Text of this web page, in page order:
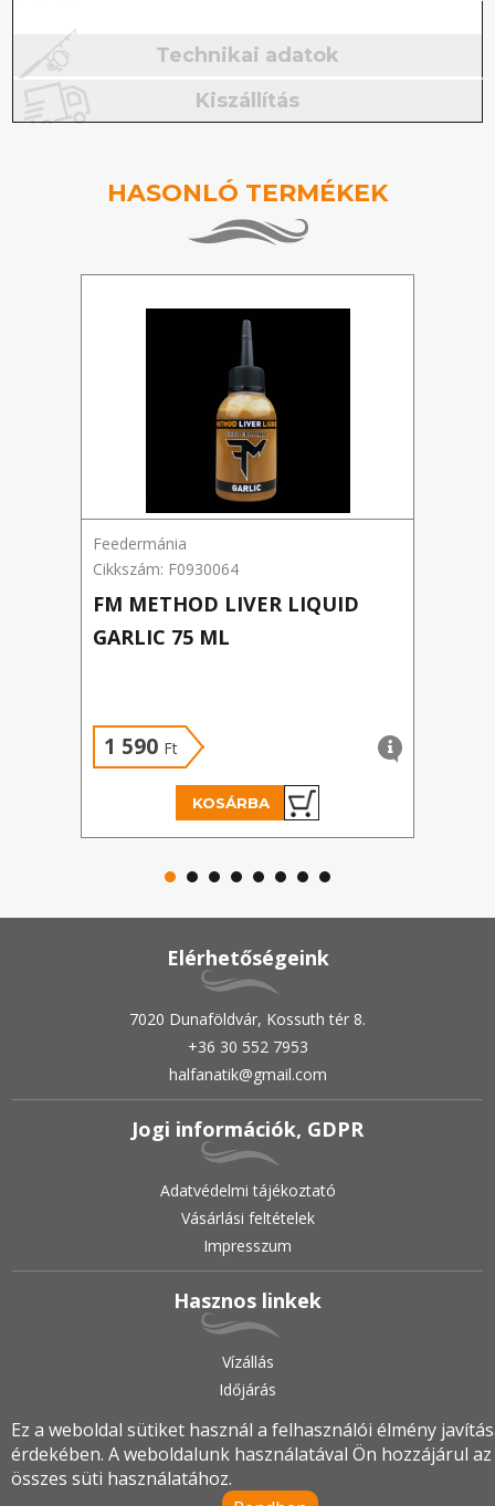
Technikai adatok
Kiszállítás
HASONLÓ TERMÉKEK
Feedermánia
Cikkszám: F0930064
FM METHOD LIVER LIQUID
GARLIC 75 ML
1 590 Ft
KOSÁRBA
Elérhetőségeink
7020 Dunaföldvár, Kossuth tér 8.
+36 30 552 7953
halfanatik@gmail.com
Jogi információk, GDPR
Adatvédelmi tájékoztató
Vásárlási feltételek
Impresszum
Hasznos linkek
Vízállás
Időjárás
2019.•© halfanatik.hu•Minden jog fenntartva!
Ez a weboldal sütiket használ a felhasználói élmény
érdekében. A weboldalunk használatával Ön hozzájárul az
összes süti használatához.